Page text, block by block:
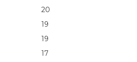
20
19
19
17